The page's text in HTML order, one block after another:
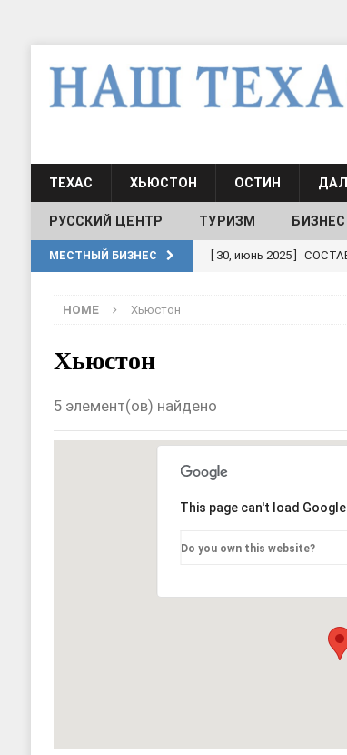
ТЕХАС ХЬЮСТОН ОСТИН
РУССКИЙ ЦЕНТР ТУРИЗМ
МЕСТНЫЙ БИЗНЕС [ 30, июнь 2025 ]
[ 17, июнь 2026 ]
[ 20, август 2025 ]
HOME Хьюстон
Хьюстон
5 элемент(ов) найдено
2
This page can't load
Do you own this website?